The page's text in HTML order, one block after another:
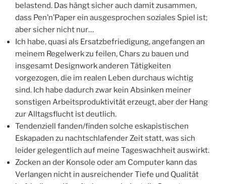
belastend. Das hängt sicher auch damit zusammen,
dass Pen’n’Paper ein ausgesprochen soziales Spiel ist;
aber sicher nicht nur…
Ich habe, quasi als Ersatzbefriedigung, angefangen an
meinem Regelwerk zu feilen, Chars zu bauen und
insgesamt Designwork anderen Tätigkeiten
vorgezogen, die im realen Leben durchaus wichtig
sind. Ich habe dadurch zwar kein Absinken meiner
sonstigen Arbeitsproduktivität erzeugt, aber der Hang
zur Alltagsflucht ist deutlich.
Tendenziell fanden/finden solche eskapistischen
Eskapaden zu nachtschlafender Zeit statt, was sich
leider gelegentlich auf meine Tageswachheit auswirkt.
Zocken an der Konsole oder am Computer kann das
Verlangen nicht in ausreichender Tiefe und Qualität